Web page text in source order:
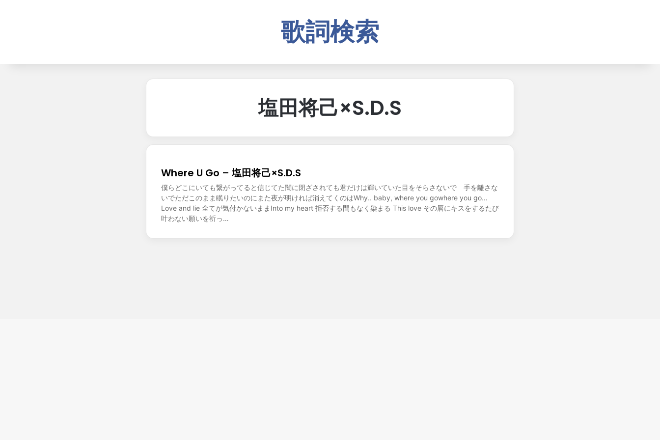
歌詞検索
塩田将己×S.D.S
Where U Go – 塩田将己×S.D.S
僕らどこにいても繋がってると信じてた闇に閉ざされても君だけは輝いていた目をそらさないで 手を離さな
いでただこのまま眠りたいのにまた夜が明ければ消えてくのはWhy.. baby, where you gowhere you go…
Love and lie 全てが気付かないままInto my heart 拒否する間もなく染まる This love その唇にキスをするたび
叶わない願いを祈っ…